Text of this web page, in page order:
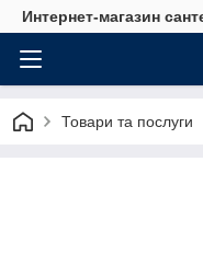
Интернет-магазин
Товари та послуги